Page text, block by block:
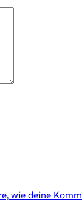
wie deine